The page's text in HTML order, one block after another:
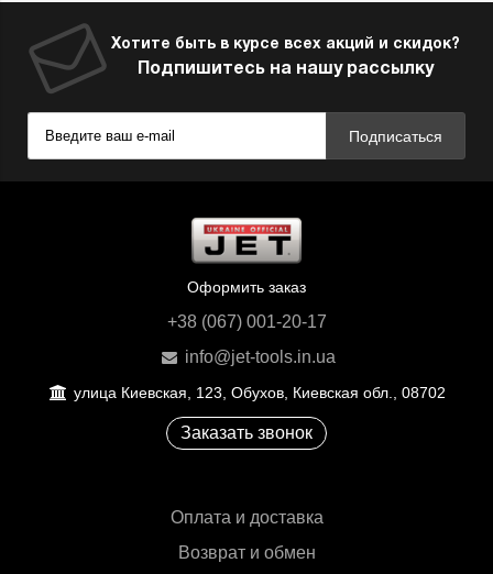
Хотите быть в курсе всех акций и скидок?
Подпишитесь на нашу рассылку
Подписаться
Оформить заказ
+38 (067) 001-20-17
info@jet-tools.in.ua
улица Киевская, 123, Обухов, Киевская обл., 08702
Заказать звонок
Оплата и доставка
Возврат и обмен